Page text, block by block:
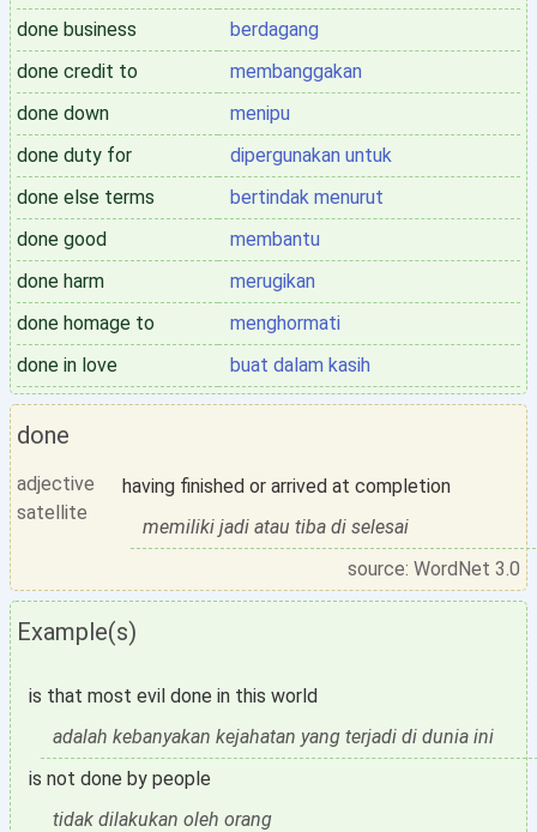
done business
berdagang
done credit to
membanggakan
done down
menipu
done duty for
dipergunakan untuk
done else terms
bertindak menurut
done good
membantu
done harm
merugikan
done homage to
menghormati
done in love
buat dalam kasih
done
adjective
satellite
having finished or arrived at completion
memiliki jadi atau tiba di selesai
source: WordNet 3.0
Example(s)
is that most evil done in this world
adalah kebanyakan kejahatan yang terjadi di dunia ini
is not done by people
tidak dilakukan oleh orang